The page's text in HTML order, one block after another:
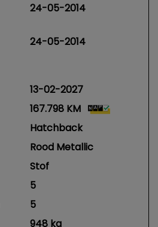
24-05-2014
24-05-2014
13-02-2027
167.798 KM
Hatchback
Rood Metallic
Stof
5
5
948 kg